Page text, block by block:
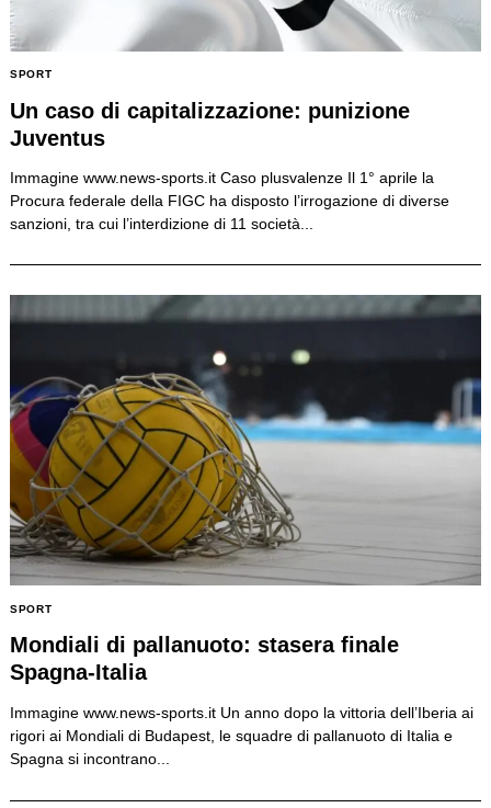
SPORT
Un caso di capitalizzazione: punizione
Juventus
Immagine www.news-sports.it Caso plusvalenze Il 1° aprile la
Procura federale della FIGC ha disposto l’irrogazione di diverse
sanzioni, tra cui l’interdizione di 11 società...
SPORT
Mondiali di pallanuoto: stasera finale
Spagna-Italia
Immagine www.news-sports.it Un anno dopo la vittoria dell’Iberia ai
rigori ai Mondiali di Budapest, le squadre di pallanuoto di Italia e
Spagna si incontrano...